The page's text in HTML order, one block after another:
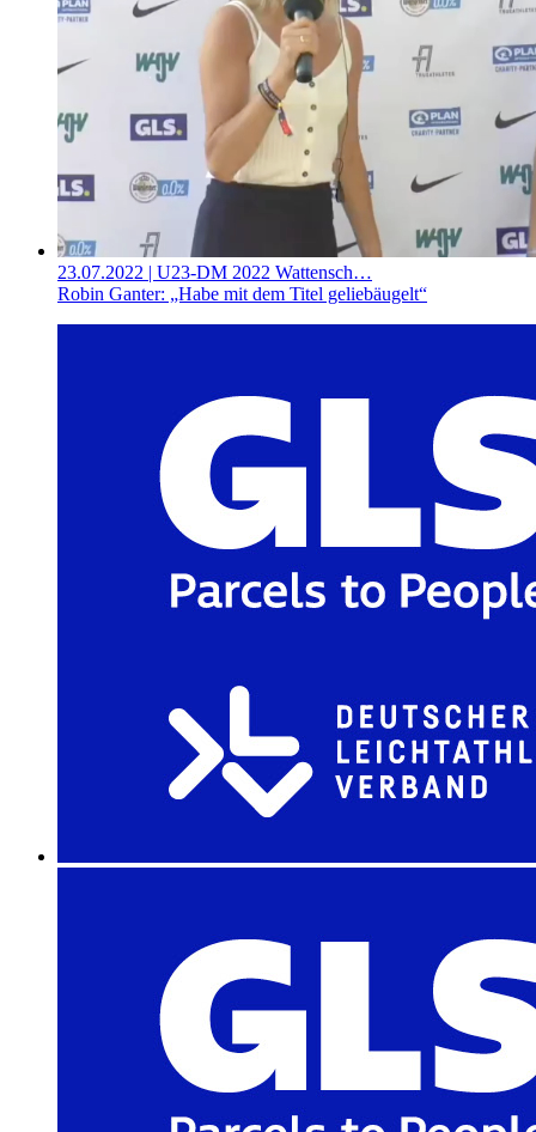
23.07.2022 | U23-DM 2022 Wattensch…
Robin Ganter: „Habe mit dem Titel geliebäugelt“